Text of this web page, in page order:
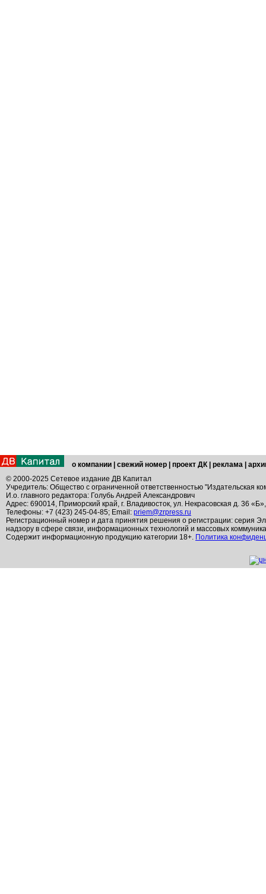
о компании свежий номер проект ДК реклама
© 2000-2025 Сетевое издание ДВ Капитал
Учредитель: Общество с ограниченной ответственностью "Издательская
И.о. главного редактора: Голубь Андрей Александрович
Адрес: 690014, Приморский край, г. Владивосток, ул. Некрасовская д. 36
Телефоны: +7 (423) 245-04-85; Email: priem@zrpress.ru
Регистрационный номер и дата принятия решения о регистрации: серия
надзору в сфере связи, информационных технологий и массовых
Содержит информационную продукцию категории 18+. Политика